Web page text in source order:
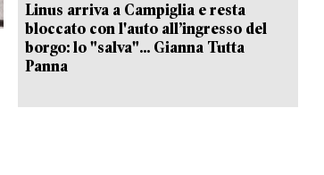
Linus arriva a Campiglia e resta
bloccato con l'auto all’ingresso del
borgo: lo "salva"... Gianna Tutta
Panna